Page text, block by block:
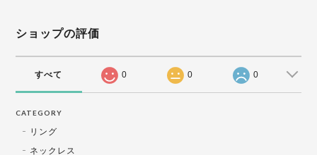
ショップの評価
すべて 0 0 0
CATEGORY
リング
ネックレス